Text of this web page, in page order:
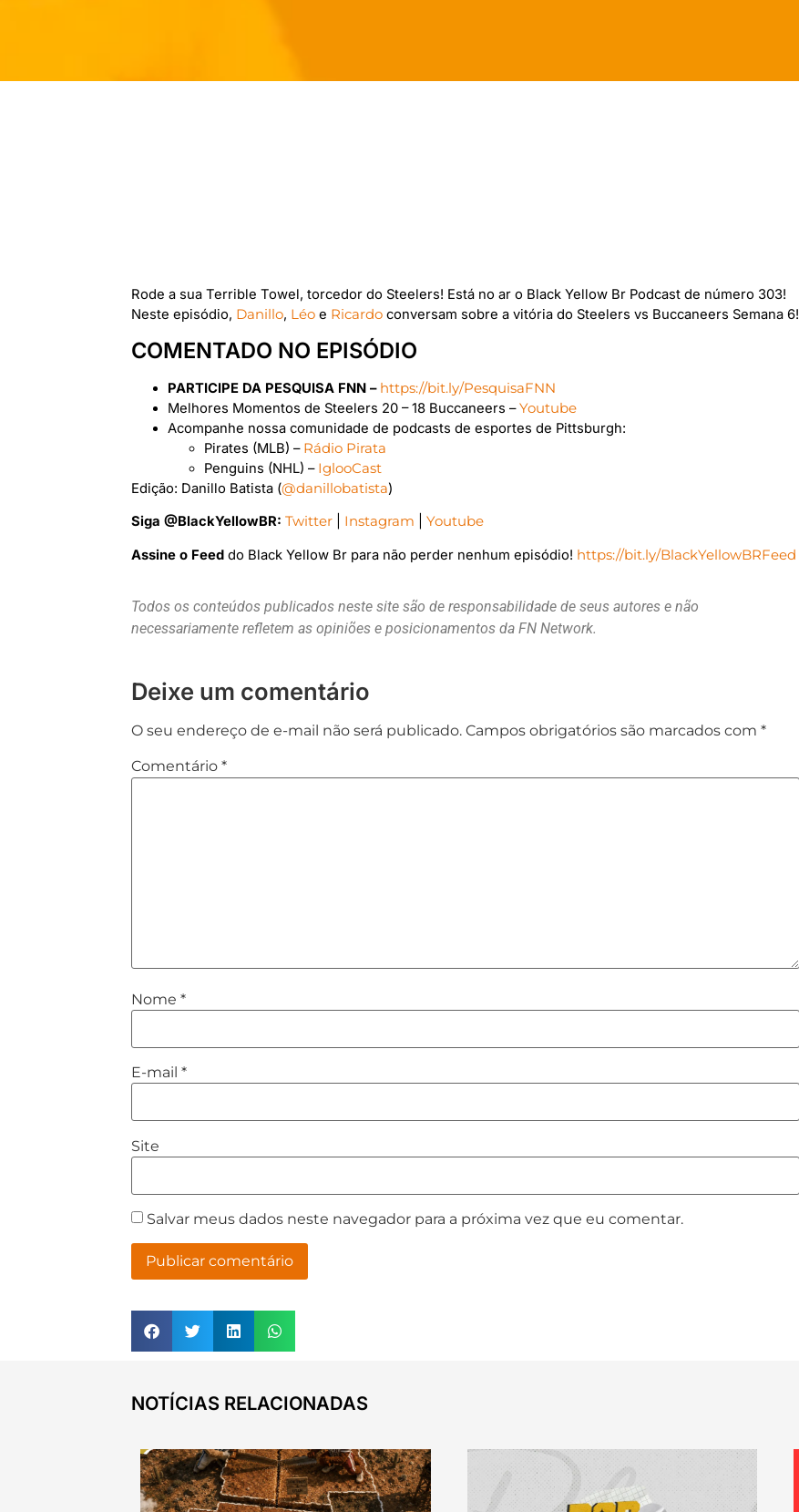
Rode a sua Terrible Towel, torcedor do Steelers! Está no ar o Black Yellow Br Podcast de número 303!
Neste episódio, Danillo, Léo e Ricardo conversam sobre a vitória do Steelers vs Buccaneers Semana 6!
COMENTADO NO EPISÓDIO
PARTICIPE DA PESQUISA FNN – https://bit.ly/PesquisaFNN
Melhores Momentos de Steelers 20 – 18 Buccaneers –Youtube
Acompanhe nossa comunidade de podcasts de esportes de Pittsburgh:
Pirates (MLB) – Rádio Pirata
Penguins (NHL) – IglooCast
Edição: Danillo Batista (@danillobatista)
Siga @BlackYellowBR:Twitter Instagram |Youtube
Assine o Feed do Black Yellow Br para não perder nenhum episódio! https://bit.ly/BlackYellowBRFeed
Todos os conteúdos publicados neste site são de responsabilidade de seus autores e não
necessariamente refletem as opiniões e posicionamentos da FN Network.
Deixe um comentário
O seu endereço de e-mail não será publicado. Campos obrigatórios são marcados com*
Comentário*
Nome*
E-mail*
Site
Salvar meus dados neste navegador para a próxima vez que eu comentar.
NOTÍCIAS RELACIONADAS